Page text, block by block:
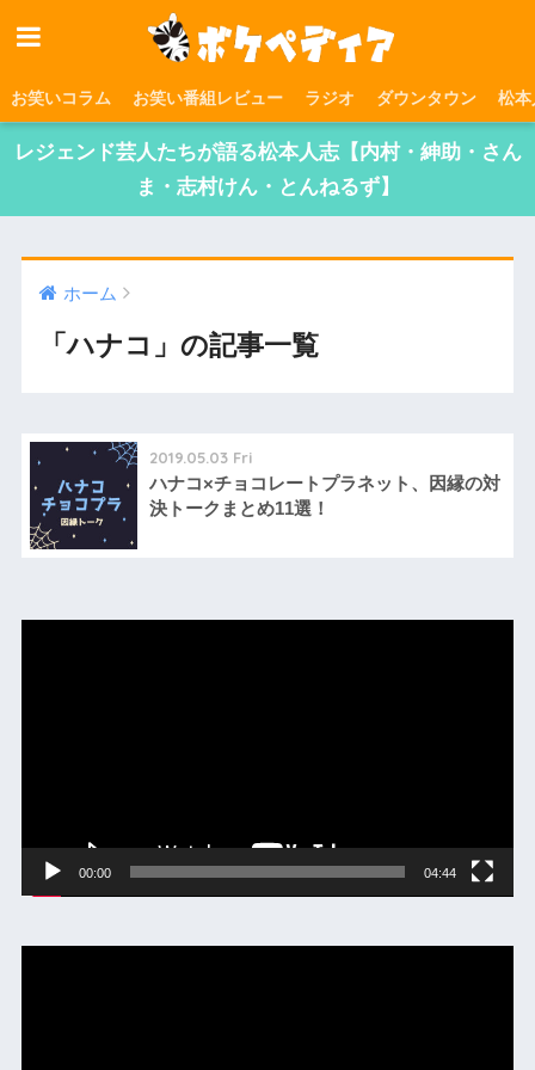
お笑いコラム お笑い番組レビュー ラジオ ダウンタウン 松本
レジェンド芸人たちが語る松本人志【内村・紳助・さん
ま・志村けん・とんねるず】
ホーム
「ハナコ」の記事一覧
2019.05.03 Fri
ハナコ×チョコレートプラネット、因縁の対
決トークまとめ11選！
ー
00:00 04:44